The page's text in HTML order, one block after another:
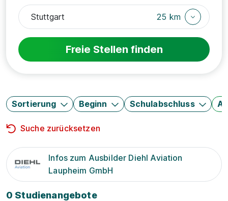
25 km
Freie Stellen finden
Sortierung Beginn Schulabschluss
Suche zurücksetzen
Infos zum Ausbilder Diehl Aviation
Laupheim GmbH
0 Studienangebote